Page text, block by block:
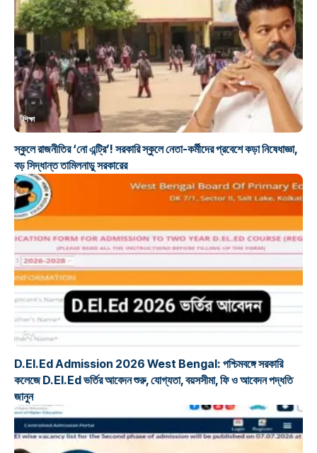
শিক্ষা
স্কুলে রাজনীতির ‘নো এন্ট্রি’! সরকারি স্কুলে নেতা-কর্মীদের প্রবেশে কড়া নিষেধাজ্ঞা,
বড় সিদ্ধান্ত তামিলনাড়ু সরকারের
শিক্ষা
D.El.Ed Admission 2026 West Bengal: পশ্চিমবঙ্গে সরকারি
কলেজে D.El.Ed ভর্তির আবেদন শুরু, যোগ্যতা, বয়সসীমা, ফি ও আবেদন পদ্ধতি
জানুন